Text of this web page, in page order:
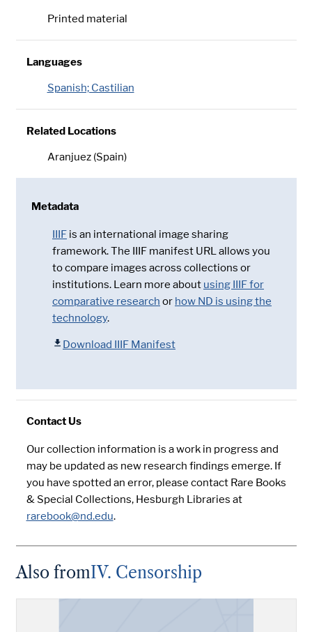
Printed material
Languages
Spanish; Castilian
Related Locations
Aranjuez (Spain)
Metadata
IIIF is an international image sharing
framework. The IIIF manifest URL allows you
to compare images across collections or
institutions. Learn more about using IIIF for
comparative research or how ND is using the
technology.
Download IIIF Manifest
Contact Us
Our collection information is a work in progress and
may be updated as new research findings emerge. If
you have spotted an error, please contact Rare Books
& Special Collections, Hesburgh Libraries at
rarebook@nd.edu.
Also fromIV. Censorship